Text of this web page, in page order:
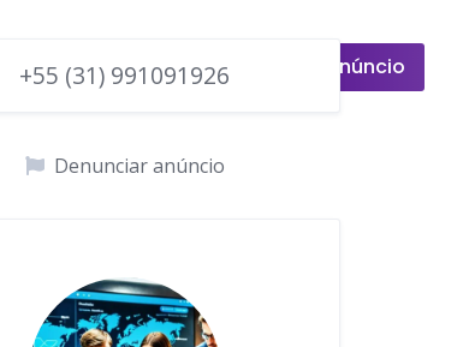
Entrar Adicionar anúncio
+55 (31) 991091926
Denunciar anúncio